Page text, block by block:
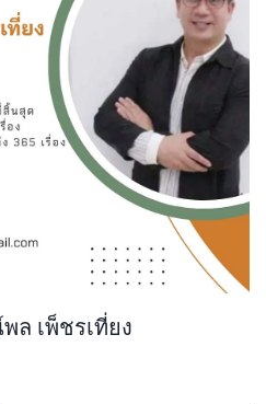
ล เพ็ชรเที่ยง